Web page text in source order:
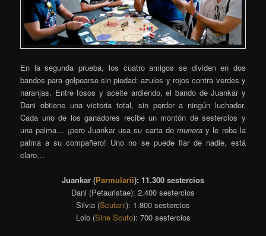
En la segunda prueba, los cuatro amigos se dividen en dos
bandos para golpearse sin piedad: azules y rojos contra verdes y
naranjas. Entre fosos y aceite ardiendo, el bando de Juankar y
Dani obtiene una victoria total, sin perder a ningún luchador.
Cada uno de los ganadores recibe un montón de sestercios y
una palma… ¡pero Juankar usa su carta de muneray le roba la
palma a su compañero! Uno no se puede fiar de nadie, está
claro…
Juankar (Parmularii): 11.300 sestercios
Dani (Petauristae): 2.400 sestercios
Silvia (Scutarii): 1.800 sestercios
Lolo (Sine Scuto): 700 sestercios